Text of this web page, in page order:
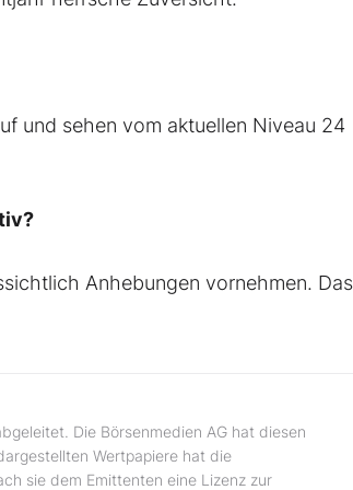
und sehen vom aktuellen Niveau 24
Anhebungen vornehmen.
Die Börsenmedien AG hat diesen
Wertpapiere hat die
sie dem Emittenten eine Lizenz zur